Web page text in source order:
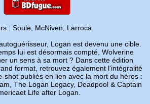
: Soule, McNiven, Larroca
Logan est devenu une cible.
lui est désormais compté, Wolverine
un sens à sa mort ? Dans cette édition
format, retrouvez également l'intégralité
shot publiés en lien avec la mort du héros :
The Logan Legacy, Deadpool & Captain
Life after Logan.